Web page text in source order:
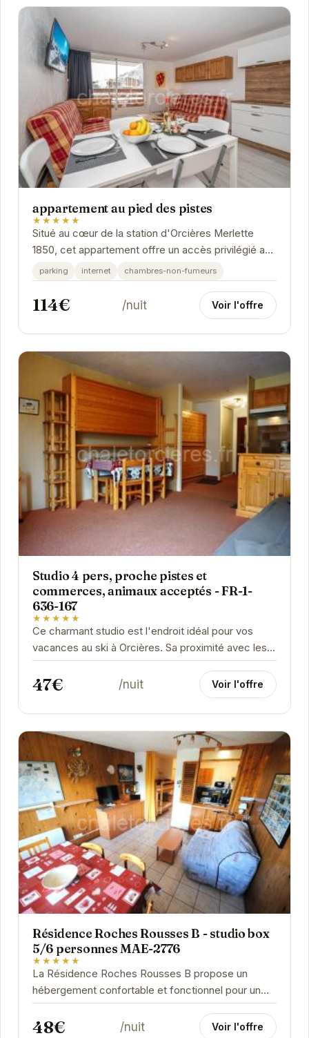
appartement au pied des pistes
★★★★★
Situé au cœur de la station d'Orcières Merlette
1850, cet appartement offre un accès privilégié aux
pistes de ski. Profitez d'un séjour...
parking internet chambres-non-fumeurs
114€ /nuit Voir l'offre
Studio 4 pers, proche pistes et
commerces, animaux acceptés - FR-1-
636-167
★★★★★
Ce charmant studio est l'endroit idéal pour vos
vacances au ski à Orcières. Sa proximité avec les
pistes et les commerces vous permettra de...
47€ /nuit Voir l'offre
Résidence Roches Rousses B - studio box
5/6 personnes MAE-2776
★★★★★
La Résidence Roches Rousses B propose un
hébergement confortable et fonctionnel pour un
séjour agréable à la montagne. Le studio box,
idéal...
48€ /nuit Voir l'offre